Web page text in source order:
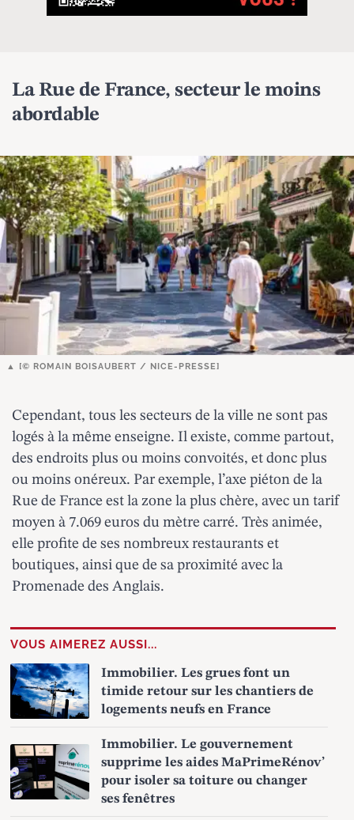
La Rue de France, secteur le moins
abordable
[© ROMAIN BOISAUBERT / NICE-PRESSE]
Cependant, tous les secteurs de la ville ne sont pas
logés à la même enseigne. Il existe, comme partout,
des endroits plus ou moins convoités, et donc plus
ou moins onéreux. Par exemple, l’axe piéton de la
Rue de France est la zone la plus chère, avec un tarif
moyen à 7.069 euros du mètre carré. Très animée,
elle profite de ses nombreux restaurants et
boutiques, ainsi que de sa proximité avec la
Promenade des Anglais.
VOUS AIMEREZ AUSSI...
Immobilier. Les grues font un
timide retour sur les chantiers de
logements neufs en France
Immobilier. Le gouvernement
supprime les aides MaPrimeRénov’
pour isoler sa toiture ou changer
ses fenêtres